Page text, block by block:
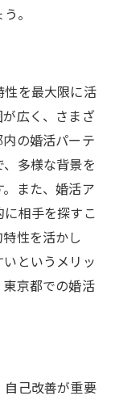
。
性を最大限に活
広く、さまざ
の婚活パーテ
多様な背景を
また、婚活ア
相手を探すこ
性を活かし
というメリッ
京都での婚活
己改善が重要